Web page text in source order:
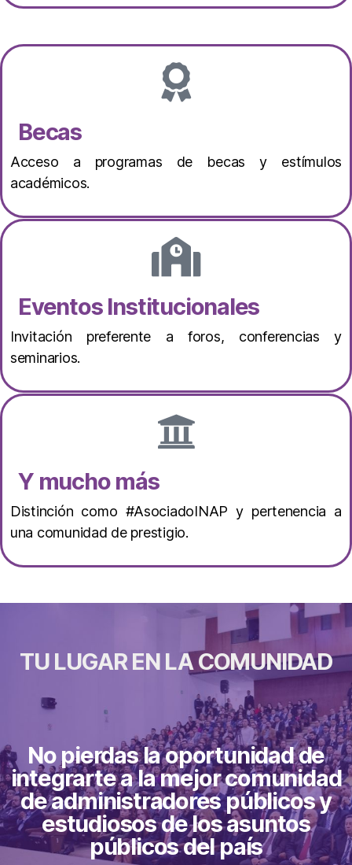
Becas
Acceso a programas de becas y estímulos
académicos.
Eventos Institucionales
Invitación preferente a foros, conferencias y
seminarios.
Y mucho más
Distinción como #AsociadoINAP y pertenencia a
una comunidad de prestigio.
TU LUGAR EN LA COMUNIDAD
No pierdas la oportunidad de
integrarte a la mejor comunidad
de administradores públicos y
estudiosos de los asuntos
públicos del país